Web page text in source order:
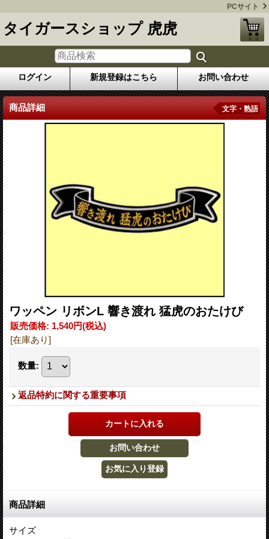
PCサイト
タイガースショップ 虎虎
ログイン 新規登録はこちら お問い合わせ
商品詳細 文字・熟語
ワッペン リボンL 響き渡れ 猛虎のおたけび
販売価格: 1,540円(税込)
[在庫あり]
数量:
返品特約に関する重要事項
商品詳細
サイズ